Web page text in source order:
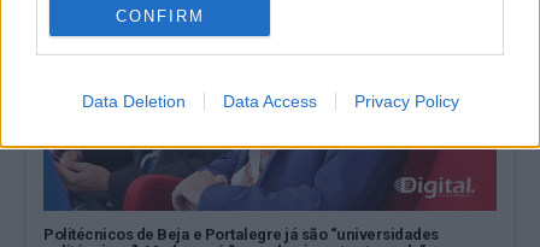
CONFIRM
Data Deletion Data Access Privacy Policy
Politécnicos de Beja e Portalegre já são “universidades